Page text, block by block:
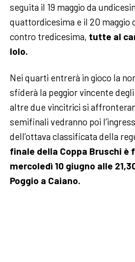
seguita il 19 maggio da
quattordicesima e il 20 maggio
contro tredicesima, tutte al
Iolo.
Nei quarti entrerà in gioco la
sfiderà la peggior vincente
altre due vincitrici si
semifinali vedranno poi
dell’ottava classificata della
finale della Coppa Bruschi è
mercoledì 10 giugno alle
Poggio a Caiano.